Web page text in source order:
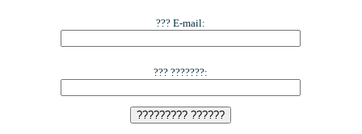
??? E-mail:
??? ???????: